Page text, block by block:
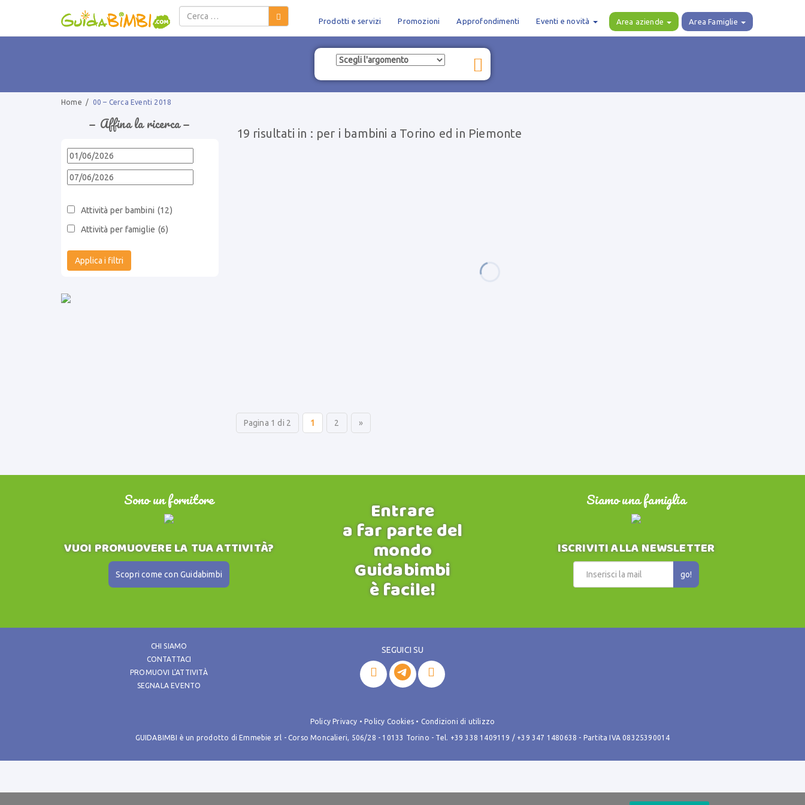
Salta al contenuto
Prodotti e servizi Promozioni Approfondimenti Eventi e novità Area aziende Area Famiglie
Home / 00 – Cerca Eventi 2018
− Affina la ricerca −
Attività per bambini (12)
Attività per famiglie (6)
19 risultati in : per i bambini a Torino ed in Piemonte
Pagina 1 di 2 1 2 »
Entrare
a far parte del
mondo
Guidabimbi
è facile!
Sono un fornitore
VUOI PROMUOVERE LA TUA ATTIVITÀ?
Scopri come con Guidabimbi
Siamo una famiglia
ISCRIVITI ALLA NEWSLETTER
go!
CHI SIAMO
CONTATTACI
PROMUOVI L'ATTIVITÀ
SEGNALA EVENTO
SEGUICI SU
 
Policy Privacy •Policy Cookies • Condizioni di utilizzo
GUIDABIMBI è un prodotto di Emmebie srl - Corso Moncalieri, 506/28 - 10133 Torino - Tel. +39 338 1409119 / +39 347 1480638 - Partita IVA 08325390014